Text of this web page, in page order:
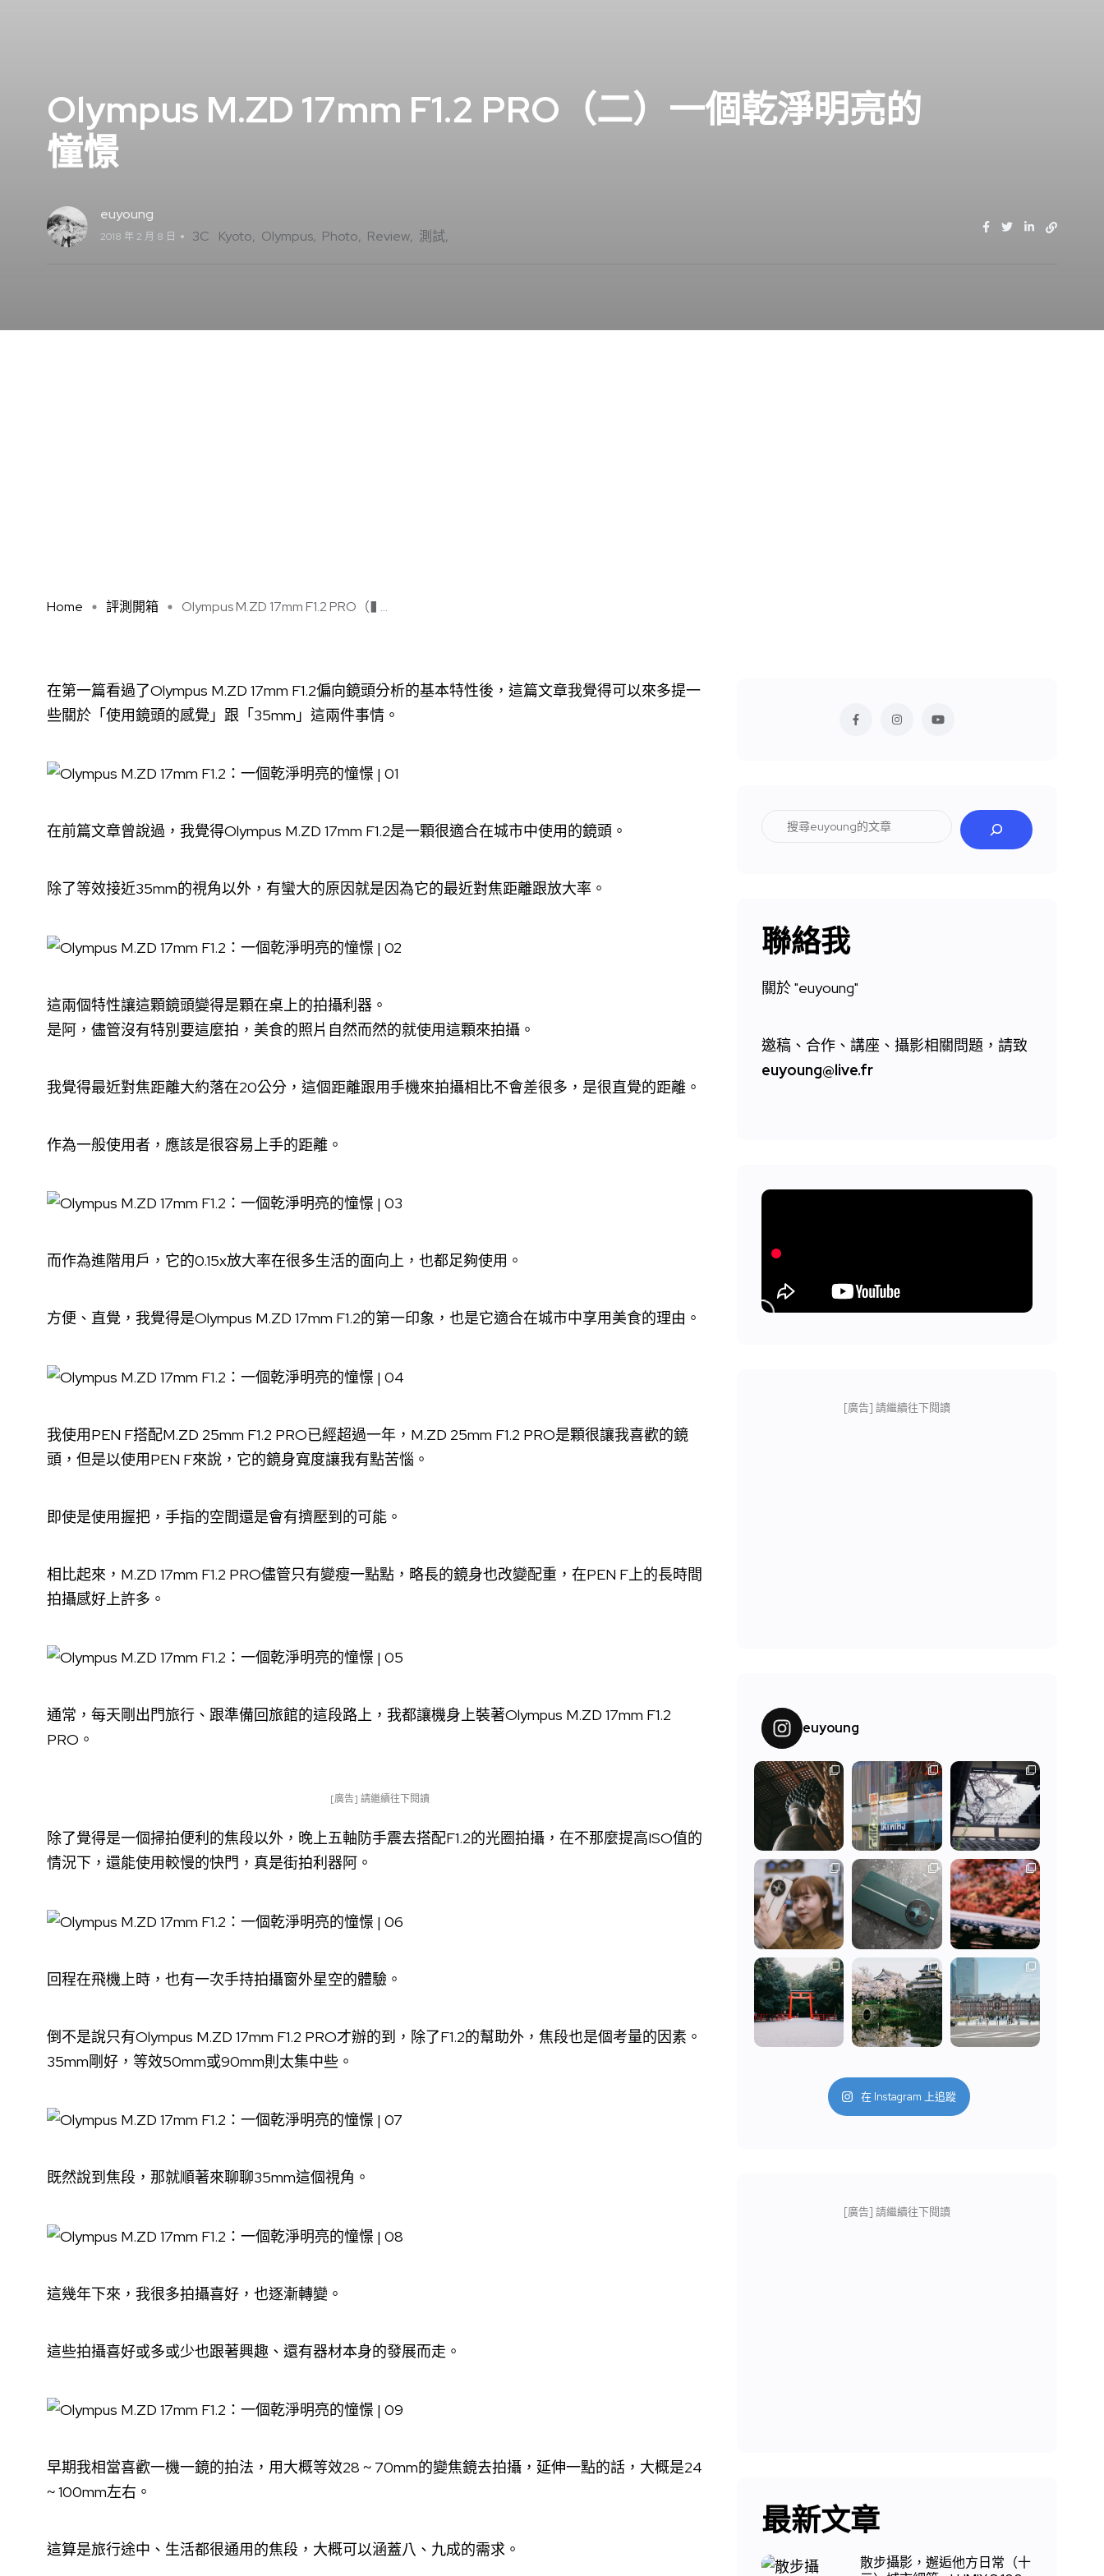
Olympus M.ZD 17mm F1.2 PRO（二）一個乾淨明亮的
憧憬
euyoung
2018 年 2 月 8 日 3C Kyoto Olympus Photo Review 測試
Home 評測開箱 Olympus M.ZD 17mm F1.2 PRO（� ...
在第一篇看過了Olympus M.ZD 17mm F1.2偏向鏡頭分析的基本特性後，這篇文章我覺得可以來多提一
些關於「使用鏡頭的感覺」跟「35mm」這兩件事情。
在前篇文章曾說過，我覺得Olympus M.ZD 17mm F1.2是一顆很適合在城市中使用的鏡頭。
除了等效接近35mm的視角以外，有蠻大的原因就是因為它的最近對焦距離跟放大率。
這兩個特性讓這顆鏡頭變得是顆在桌上的拍攝利器。
是阿，儘管沒有特別要這麼拍，美食的照片自然而然的就使用這顆來拍攝。
我覺得最近對焦距離大約落在20公分，這個距離跟用手機來拍攝相比不會差很多，是很直覺的距離。
作為一般使用者，應該是很容易上手的距離。
而作為進階用戶，它的0.15x放大率在很多生活的面向上，也都足夠使用。
方便、直覺，我覺得是Olympus M.ZD 17mm F1.2的第一印象，也是它適合在城市中享用美食的理由。
我使用PEN F搭配M.ZD 25mm F1.2 PRO已經超過一年，M.ZD 25mm F1.2 PRO是顆很讓我喜歡的鏡
頭，但是以使用PEN F來說，它的鏡身寬度讓我有點苦惱。
即使是使用握把，手指的空間還是會有擠壓到的可能。
相比起來，M.ZD 17mm F1.2 PRO儘管只有變瘦一點點，略長的鏡身也改變配重，在PEN F上的長時間
拍攝感好上許多。
通常，每天剛出門旅行、跟準備回旅館的這段路上，我都讓機身上裝著Olympus M.ZD 17mm F1.2
PRO。
[廣告] 請繼續往下閱讀
除了覺得是一個掃拍便利的焦段以外，晚上五軸防手震去搭配F1.2的光圈拍攝，在不那麼提高ISO值的
情況下，還能使用較慢的快門，真是街拍利器阿。
回程在飛機上時，也有一次手持拍攝窗外星空的體驗。
倒不是說只有Olympus M.ZD 17mm F1.2 PRO才辦的到，除了F1.2的幫助外，焦段也是個考量的因素。
35mm剛好，等效50mm或90mm則太集中些。
既然說到焦段，那就順著來聊聊35mm這個視角。
這幾年下來，我很多拍攝喜好，也逐漸轉變。
這些拍攝喜好或多或少也跟著興趣、還有器材本身的發展而走。
早期我相當喜歡一機一鏡的拍法，用大概等效28 ~ 70mm的變焦鏡去拍攝，延伸一點的話，大概是24
~ 100mm左右。
這算是旅行途中、生活都很通用的焦段，大概可以涵蓋八、九成的需求。
聯絡我
關於 "euyoung"
邀稿、合作、講座、攝影相關問題，請致
euyoung@live.fr
[廣告] 請繼續往下閱讀
euyoung
在 Instagram 上追蹤
[廣告] 請繼續往下閱讀
最新文章
散步攝影，邂逅他方日常（十